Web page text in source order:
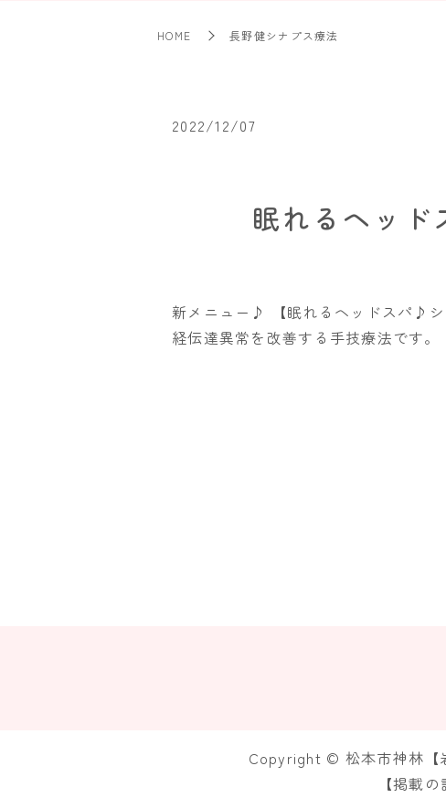
HOME 長野健シナプス療法
2022/12/07
眠れるヘッ
新メニュー♪ 【眠れるヘッドスパ♪
経伝達異常を改善する手技療法です
Copyright © 松本市神林【
【掲載